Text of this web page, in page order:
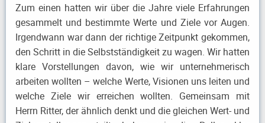
Zum einen hatten wir über die Jahre viele Erfahrungen
gesammelt und bestimmte Werte und Ziele vor Augen.
Irgendwann war dann der richtige Zeitpunkt gekommen,
den Schritt in die Selbstständigkeit zu wagen. Wir hatten
klare Vorstellungen davon, wie wir unternehmerisch
arbeiten wollten – welche Werte, Visionen uns leiten und
welche Ziele wir erreichen wollten. Gemeinsam mit
Herrn Ritter, der ähnlich denkt und die gleichen Wert- und